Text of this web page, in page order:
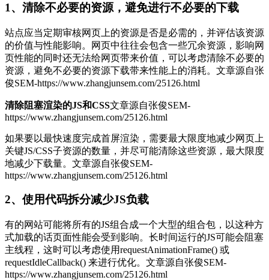
1、清除不必要的资源，避免进行不必要的下载
站点应当定期审核网页上的资源是否是必需的，并评估该资源
的价值与性能影响。网页中往往会包含一些冗余资源，影响网
页性能的同时还无法给网页带来价值，可以考虑清除不必要的
资源，避免不必要的资源下载带来性能上的消耗。 文章源自张
俊SEM-https://www.zhangjunsem.com/25126.html
清除阻塞渲染的JS和CSS文章源自张俊SEM-
https://www.zhangjunsem.com/25126.html
如果要以最快速度完成首屏渲染，需要最大限度地减少网页上
关键JS/CSS子资源的数量，并尽可能清除这些资源，最大限度
地减少下载量。 文章源自张俊SEM-
https://www.zhangjunsem.com/25126.html
2、使用代码拆分减少JS负载
有的网站可能将所有的JS组合成一个大型的组合包，以这种方
式加载的话页面性能会受到影响。长时间运行的JS可能会阻塞
主线程，这时可以考虑使用requestAnimationFrame() 或
requestIdleCallback() 来进行优化。 文章源自张俊SEM-
https://www.zhangjunsem.com/25126.html